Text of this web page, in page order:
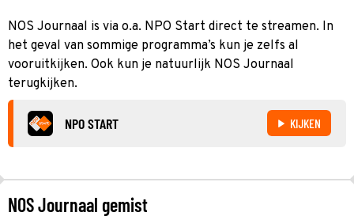
NOS Journaal is via o.a. NPO Start direct te streamen. In
het geval van sommige programma’s kun je zelfs al
vooruitkijken. Ook kun je natuurlijk NOS Journaal
terugkijken.
NPO START KIJKEN
NOS Journaal gemist